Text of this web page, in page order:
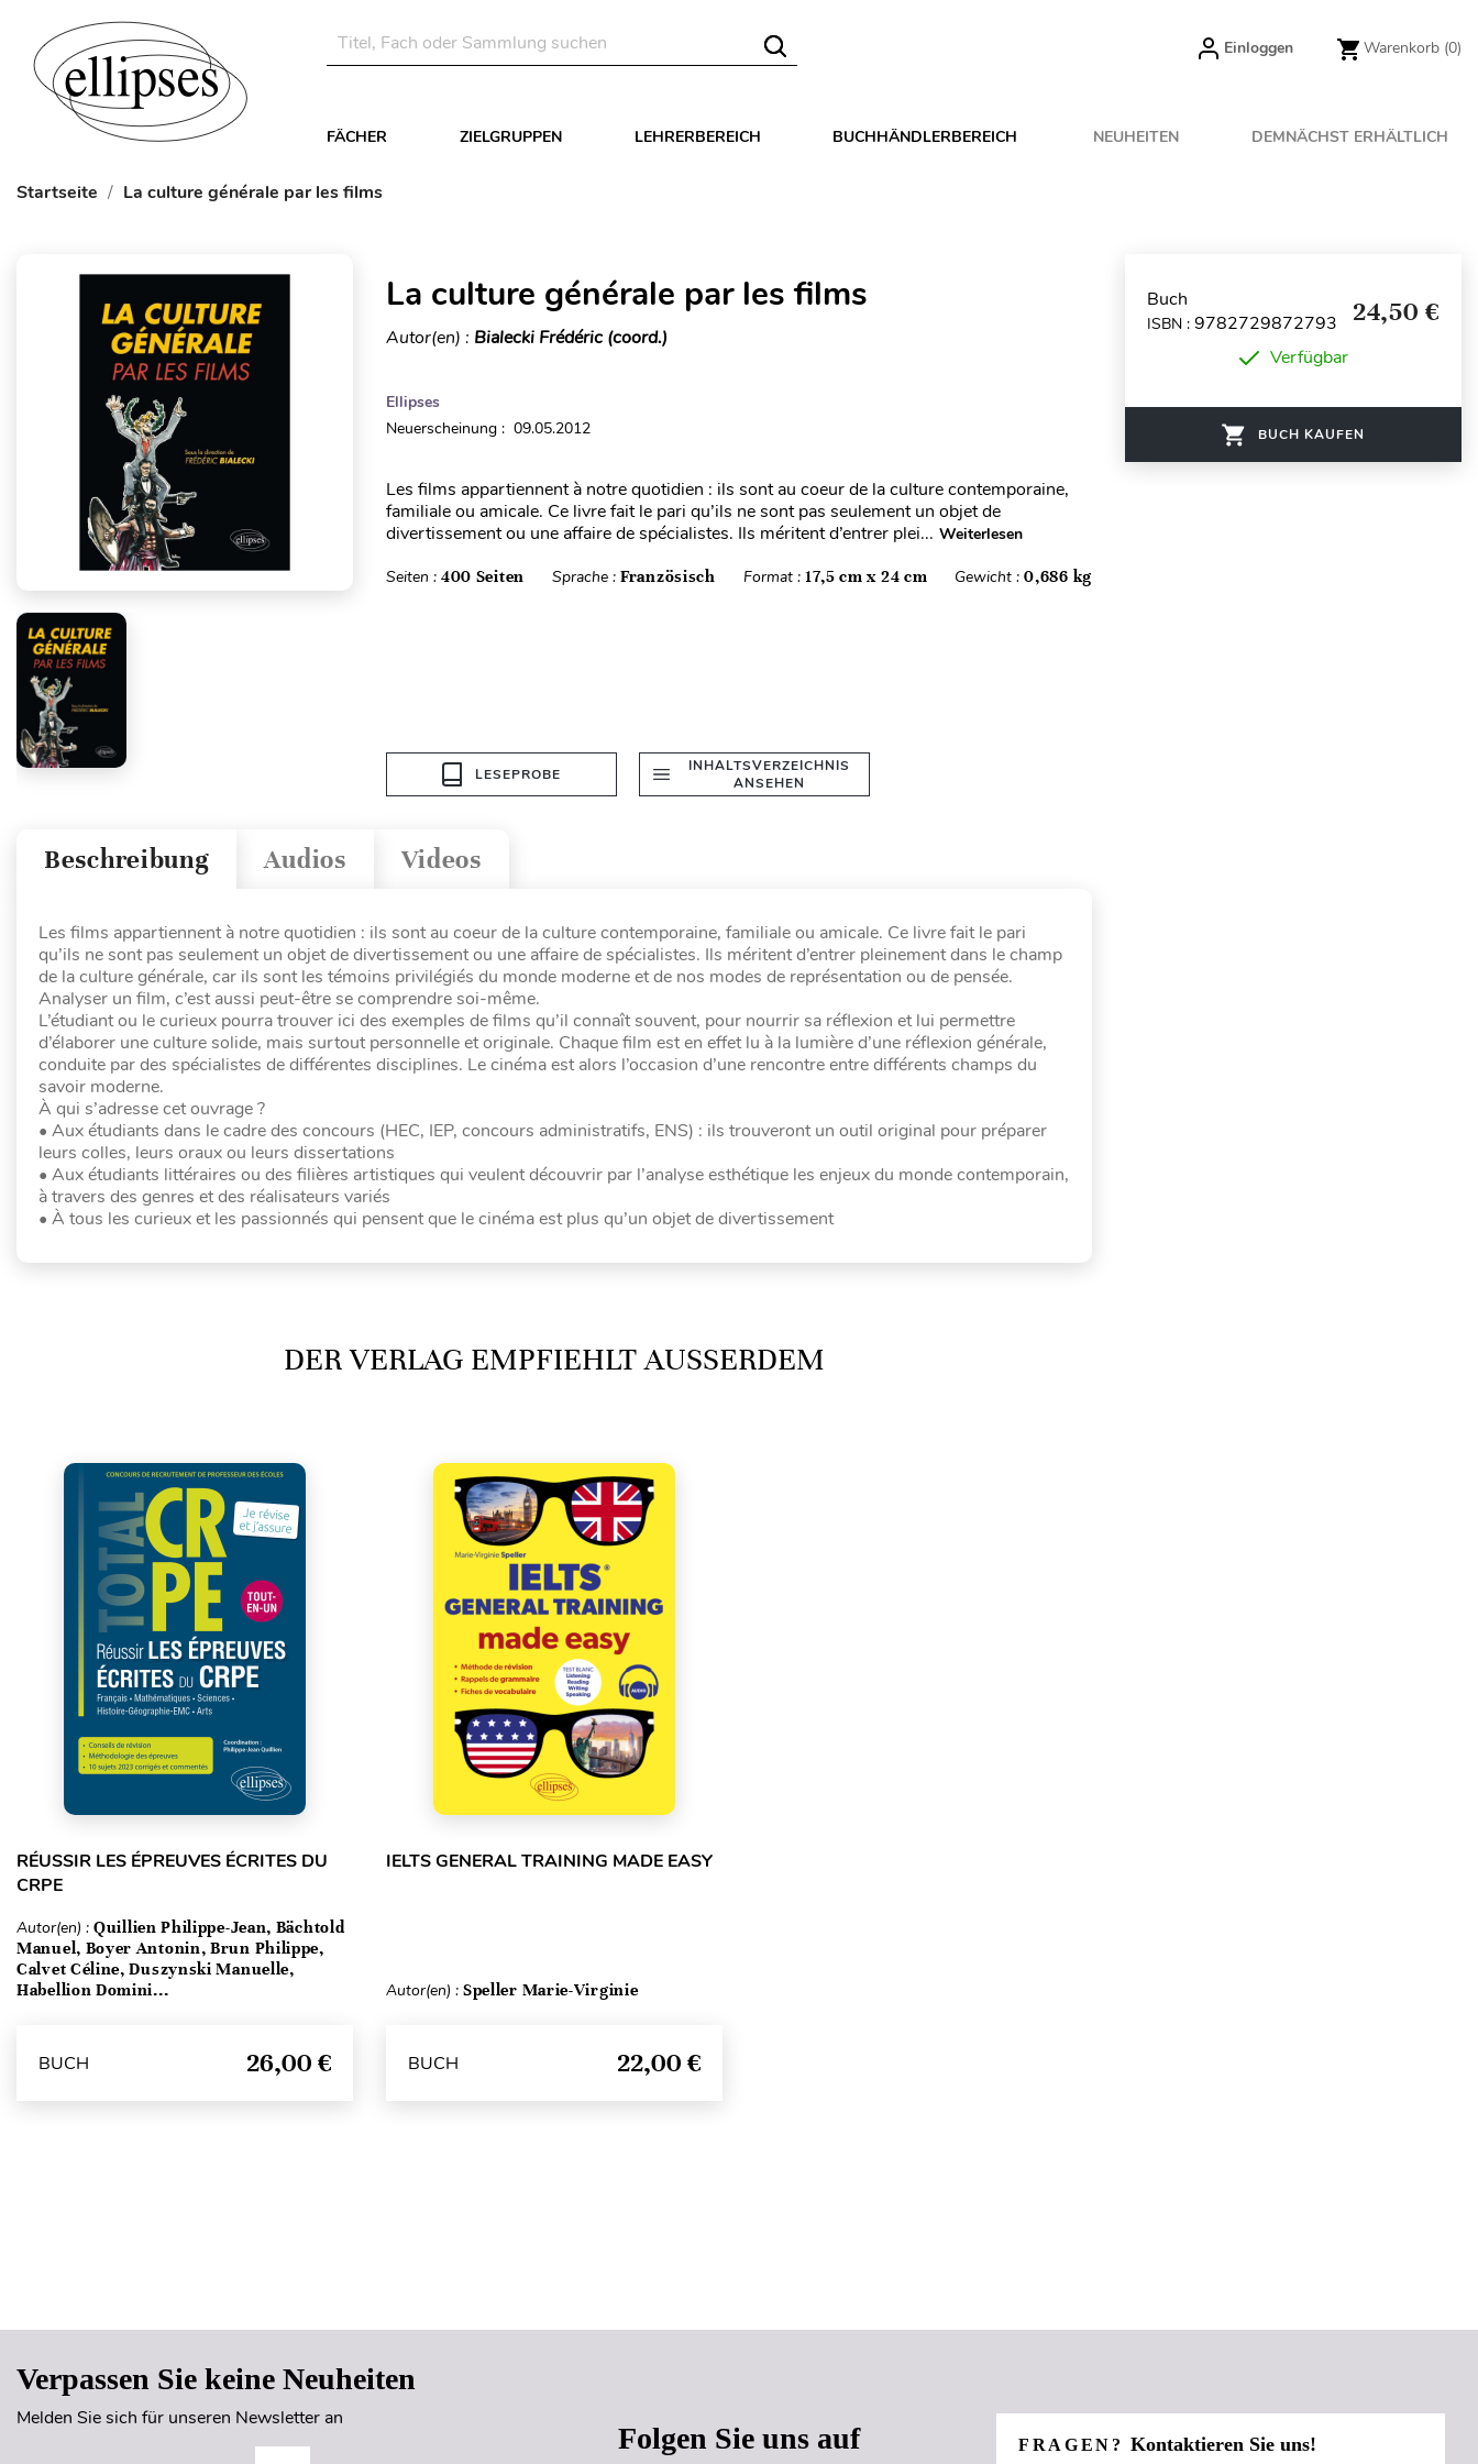
Einloggen Warenkorb (0)
FÄCHER ZIELGRUPPEN LEHRERBEREICH BUCHHÄNDLERBEREICH NEUHEITEN DEMNÄCHST ERHÄLTLICH
Startseite La culture générale par les films
La culture générale par les films
Autor(en) : Bialecki Frédéric (coord.)
Ellipses
Neuerscheinung : 09.05.2012
Les films appartiennent à notre quotidien : ils sont au coeur de la culture contemporaine,
familiale ou amicale. Ce livre fait le pari qu’ils ne sont pas seulement un objet de
divertissement ou une affaire de spécialistes. Ils méritent d’entrer plei... Weiterlesen
Seiten : 400 Seiten Sprache :Französisch Format : 17,5 cm x 24 cm Gewicht :0,686 kg
LESEPROBE
INHALTSVERZEICHNIS
ANSEHEN
Videos
Audios
Beschreibung
Les films appartiennent à notre quotidien : ils sont au coeur de la culture contemporaine, familiale ou amicale. Ce livre fait le pari
qu’ils ne sont pas seulement un objet de divertissement ou une affaire de spécialistes. Ils méritent d’entrer pleinement dans le champ
de la culture générale, car ils sont les témoins privilégiés du monde moderne et de nos modes de représentation ou de pensée.
Analyser un film, c’est aussi peut-être se comprendre soi-même.
L’étudiant ou le curieux pourra trouver ici des exemples de films qu’il connaît souvent, pour nourrir sa réflexion et lui permettre
d’élaborer une culture solide, mais surtout personnelle et originale. Chaque film est en effet lu à la lumière d’une réflexion générale,
conduite par des spécialistes de différentes disciplines. Le cinéma est alors l’occasion d’une rencontre entre différents champs du
savoir moderne.
À qui s’adresse cet ouvrage ?
• Aux étudiants dans le cadre des concours (HEC, IEP, concours administratifs, ENS) : ils trouveront un outil original pour préparer
leurs colles, leurs oraux ou leurs dissertations
• Aux étudiants littéraires ou des filières artistiques qui veulent découvrir par l’analyse esthétique les enjeux du monde contemporain,
à travers des genres et des réalisateurs variés
• À tous les curieux et les passionnés qui pensent que le cinéma est plus qu’un objet de divertissement
DER VERLAG EMPFIEHLT AUSSERDEM
RÉUSSIR LES ÉPREUVES ÉCRITES DU
CRPE
Autor(en) : Quillien Philippe-Jean, Bächtold
Manuel, Boyer Antonin, Brun Philippe,
Calvet Céline, Duszynski Manuelle,
Habellion Domini...
BUCH 26,00 €
IELTS GENERAL TRAINING MADE EASY
Autor(en) : Speller Marie-Virginie
BUCH 22,00 €
Buch
ISBN : 9782729872793 24,50 €
Verfügbar
BUCH KAUFEN
Verpassen Sie keine Neuheiten
Melden Sie sich für unseren Newsletter an
Folgen Sie uns auf FRAGEN?Kontaktieren Sie uns!